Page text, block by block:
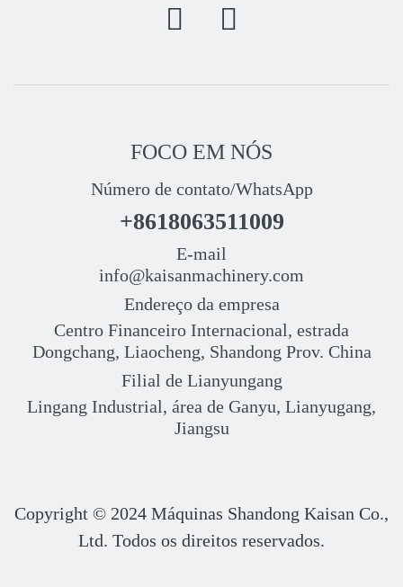
FOCO EM NÓS
Número de contato/WhatsApp
+8618063511009
E-mail
info@kaisanmachinery.com
Endereço da empresa
Centro Financeiro Internacional, estrada
Dongchang, Liaocheng, Shandong Prov. China
Filial de Lianyungang
Lingang Industrial, área de Ganyu, Lianyugang,
Jiangsu
Copyright © 2024 Máquinas Shandong Kaisan Co.,
Ltd. Todos os direitos reservados.